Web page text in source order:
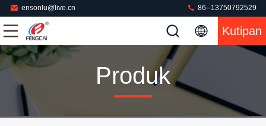
ensonlu@live.cn 86--13750792529
Kutipan
Produk